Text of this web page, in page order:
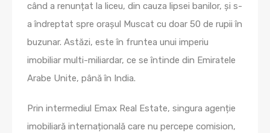
când a renunțat la liceu, din cauza lipsei banilor, și s-
a îndreptat spre orașul Muscat cu doar 50 de rupii în
buzunar. Astăzi, este în fruntea unui imperiu
imobiliar multi-miliardar, ce se întinde din Emiratele
Arabe Unite, până în India.
Prin intermediul Emax Real Estate, singura agenție
imobiliară internațională care nu percepe comision,